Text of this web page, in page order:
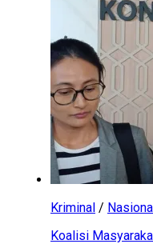
Kriminal /
Koalisi